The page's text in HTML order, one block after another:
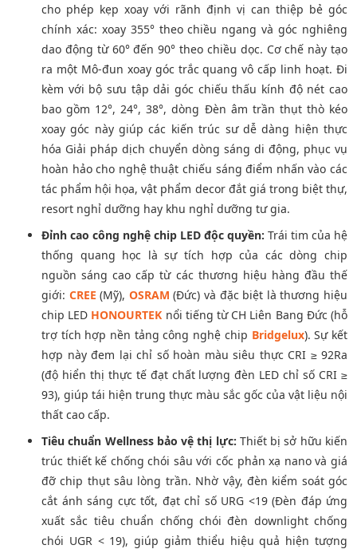
cho phép kẹp xoay với rãnh định vị can thiệp bẻ góc
chính xác: xoay 355° theo chiều ngang và góc nghiêng
dao động từ 60° đến 90° theo chiều dọc. Cơ chế này tạo
ra một Mô-đun xoay góc trắc quang vô cấp linh hoạt. Đi
kèm với bộ sưu tập dải góc chiếu thấu kính độ nét cao
bao gồm 12°, 24°, 38°, dòng Đèn âm trần thụt thò kéo
xoay góc này giúp các kiến trúc sư dễ dàng hiện thực
hóa Giải pháp dịch chuyển dòng sáng di động, phục vụ
hoàn hảo cho nghệ thuật chiếu sáng điểm nhấn vào các
tác phẩm hội họa, vật phẩm decor đắt giá trong biệt thự,
resort nghỉ dưỡng hay khu nghỉ dưỡng tư gia.
Đỉnh cao công nghệ chip LED độc quyền: Trái tim của hệ
thống quang học là sự tích hợp của các dòng chip
nguồn sáng cao cấp từ các thương hiệu hàng đầu thế
giới: CREE (Mỹ), OSRAM (Đức) và đặc biệt là thương hiệu
chip LED HONOURTEK nổi tiếng từ CH Liên Bang Đức (hỗ
trợ tích hợp nền tảng công nghệ chip Bridgelux). Sự kết
hợp này đem lại chỉ số hoàn màu siêu thực CRI ≥ 92Ra
(độ hiển thị thực tế đạt chất lượng đèn LED chỉ số CRI ≥
93), giúp tái hiện trung thực màu sắc gốc của vật liệu nội
thất cao cấp.
Tiêu chuẩn Wellness bảo vệ thị lực: Thiết bị sở hữu kiến
trúc thiết kế chống chói sâu với cốc phản xạ nano và giá
đỡ chip thụt sâu lòng trần. Nhờ vậy, đèn kiểm soát góc
cắt ánh sáng cực tốt, đạt chỉ số URG <19 (Đèn đáp ứng
xuất sắc tiêu chuẩn chống chói đèn downlight chống
chói UGR < 19), giúp giảm thiểu hiệu quả hiện tượng